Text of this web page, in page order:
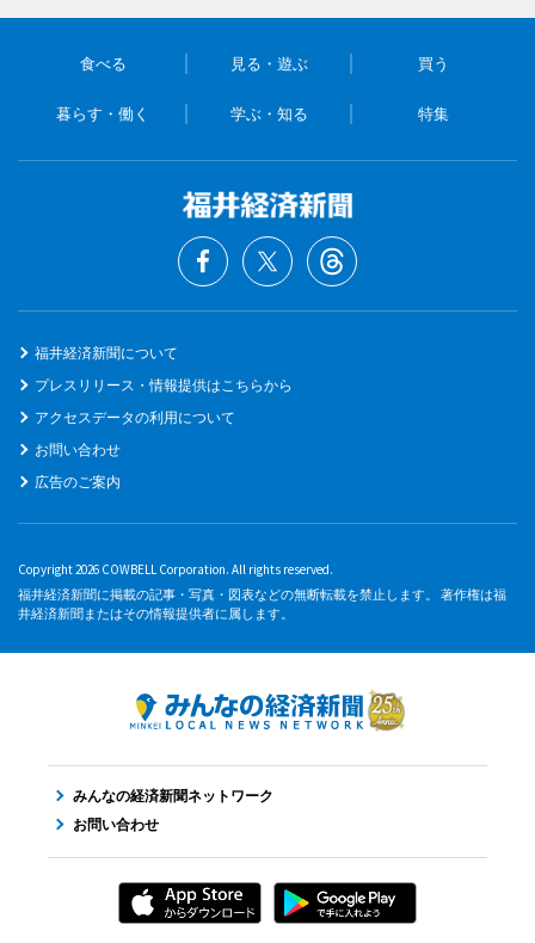
食べる 見る・遊ぶ 買う
暮らす・働く 学ぶ・知る 特集
福井経済新聞について
プレスリリース・情報提供はこちらから
アクセスデータの利用について
お問い合わせ
広告のご案内
Copyright 2026 COWBELL Corporation. All rights reserved.
福井経済新聞に掲載の記事・写真・図表などの無断転載を禁止します。 著作権は福
井経済新聞またはその情報提供者に属します。
みんなの経済新聞ネットワーク
お問い合わせ